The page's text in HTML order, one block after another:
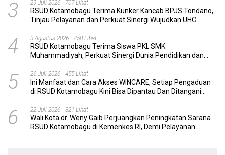
3 29 Juli 2026 707 Lihat
RSUD Kotamobagu Terima Kunker Kancab BPJS Tondano,
Tinjau Pelayanan dan Perkuat Sinergi Wujudkan UHC
4 3 Agustus 2026 458 Lihat
RSUD Kotamobagu Terima Siswa PKL SMK
Muhammadiyah, Perkuat Sinergi Dunia Pendidikan dan
5 26 Juli 2026 455 Lihat
Ini Manfaat dan Cara Akses WINCARE, Setiap Pengaduan
di RSUD Kotamobagu Kini Bisa Dipantau Dan Ditangani
6 22 Juli 2026 321 Lihat
Wali Kota dr. Weny Gaib Perjuangkan Peningkatan Sarana
RSUD Kotamobagu di Kemenkes RI, Demi Pelayanan